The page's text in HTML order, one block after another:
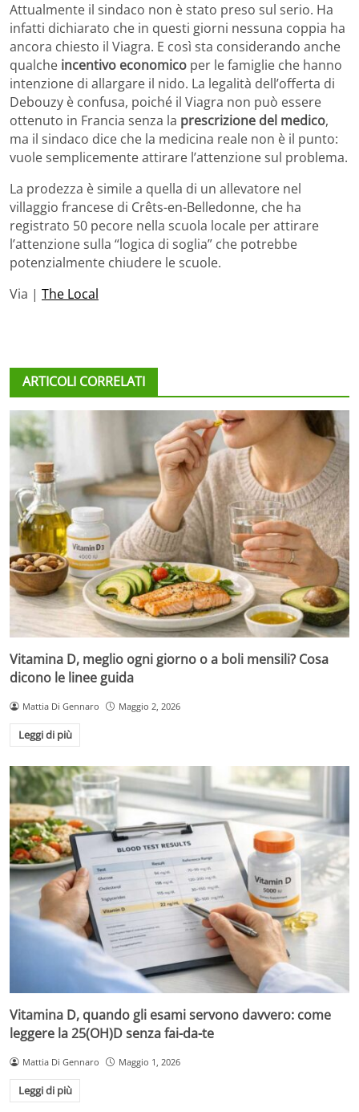
Attualmente il sindaco non è stato preso sul serio. Ha
infatti dichiarato che in questi giorni nessuna coppia ha
ancora chiesto il Viagra. E così sta considerando anche
qualche incentivo economico per le famiglie che hanno
intenzione di allargare il nido. La legalità dell’offerta di
Debouzy è confusa, poiché il Viagra non può essere
ottenuto in Francia senza la prescrizione del medico,
ma il sindaco dice che la medicina reale non è il punto:
vuole semplicemente attirare l’attenzione sul problema.
La prodezza è simile a quella di un allevatore nel
villaggio francese di Crêts-en-Belledonne, che ha
registrato 50 pecore nella scuola locale per attirare
l’attenzione sulla “logica di soglia” che potrebbe
potenzialmente chiudere le scuole.
Via | The Local
ARTICOLI CORRELATI
Vitamina D, meglio ogni giorno o a boli mensili? Cosa
dicono le linee guida
Mattia Di Gennaro Maggio 2, 2026
Leggi di più
Vitamina D, quando gli esami servono davvero: come
leggere la 25(OH)D senza fai-da-te
Mattia Di Gennaro Maggio 1, 2026
Leggi di più